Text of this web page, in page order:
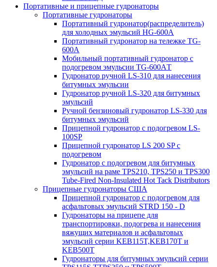
Портативные и прицепные гудронаторы
Портативные гудронаторы
Портативный гудронатор(распределитель)
для холодных эмульсий HG-600A
Портативный гудронатор на тележке TG-
600A
Мобильный портативный гудронатор с
подогревом эмульсии TG-600AТ
Гудронатор ручной LS-310 для нанесения
битумных эмульсии
Гудронатор ручной LS-320 для битумных
эмульсий
Ручной бензиновый гудронатор LS-330 для
битумных эмульсий
Прицепной гудронатор с подогревом LS-
100SP
Прицепной гудронатор LS 200 SP с
подогревом
Гудронатор с подогревом для битумных
эмульсий на раме TPS210, TPS250 и TPS300
Tube-Fired Non-Insulated Hot Tack Distributors
Прицепные гудронаторы США
Прицепной гудронатор с подогревом для
асфальтовых эмульсий STRD 150 - D
Гудронаторы на прицепе для
транспортировки, подогрева и нанесения
вяжущих материалов и асфальтовых
эмульсий серии KEB115T,KEB170T и
KEB500T
Гудронаторы для битумных эмульсий серии